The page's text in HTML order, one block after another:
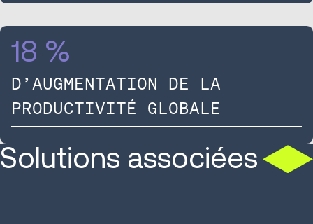
18 %
D’AUGMENTATION DE LA
PRODUCTIVITÉ GLOBALE
Solutions associées